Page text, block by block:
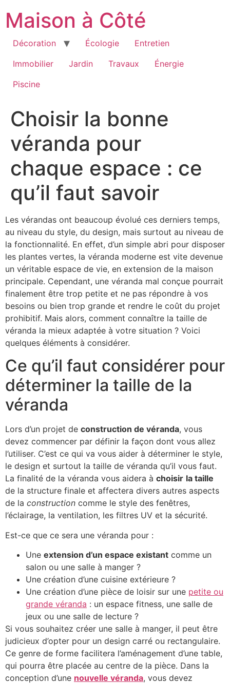
contenu
Maison à Côté
Décoration Écologie
Entretien
Immobilier
Jardin Travaux
Énergie
Piscine
Choisir la bonne
véranda pour
chaque espace : ce
qu’il faut savoir
Les vérandas ont beaucoup évolué ces derniers temps,
au niveau du style, du design, mais surtout au niveau de
la fonctionnalité. En effet, d’un simple abri pour disposer
les plantes vertes, la véranda moderne est vite devenue
un véritable espace de vie, en extension de la maison
principale. Cependant, une véranda mal conçue pourrait
finalement être trop petite et ne pas répondre à vos
besoins ou bien trop grande et rendre le coût du projet
prohibitif. Mais alors, comment connaître la taille de
véranda la mieux adaptée à votre situation ? Voici
quelques éléments à considérer.
Ce qu’il faut considérer pour
déterminer la taille de la
véranda
Lors d’un projet de construction de véranda, vous
devez commencer par définir la façon dont vous allez
l’utiliser. C’est ce qui va vous aider à déterminer le style,
le design et surtout la taille de véranda qu’il vous faut.
La finalité de la véranda vous aidera à choisir la taille
de la structure finale et affectera divers autres aspects
de la construction comme le style des fenêtres,
l’éclairage, la ventilation, les filtres UV et la sécurité.
Est-ce que ce sera une véranda pour :
Une extension d’un espace existant comme un
salon ou une salle à manger ?
Une création d’une cuisine extérieure ?
Une création d’une pièce de loisir sur une petite ou
grande véranda : un espace fitness, une salle de
jeux ou une salle de lecture ?
Si vous souhaitez créer une salle à manger, il peut être
judicieux d’opter pour un design carré ou rectangulaire.
Ce genre de forme facilitera l’aménagement d’une table,
qui pourra être placée au centre de la pièce. Dans la
conception d’une nouvelle véranda, vous devez